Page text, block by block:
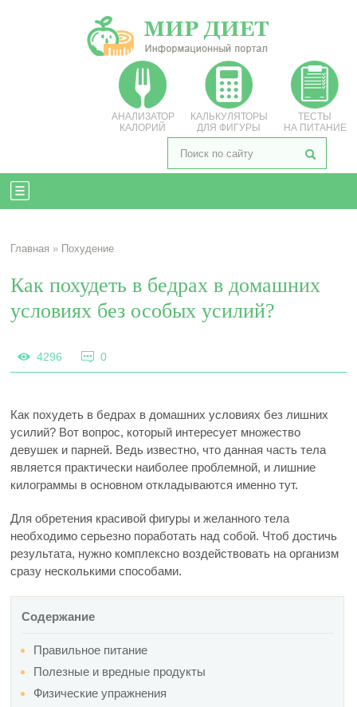
АНАЛИЗАТОР
КАЛОРИЙ
КАЛЬКУЛЯТОРЫ
ДЛЯ ФИГУРЫ
ТЕСТЫ
НА ПИТАНИЕ
Главная » Похудение
Как похудеть в бедрах в домашних
условиях без особых усилий?
4296 0
Как похудеть в бедрах в домашних условиях без лишних
усилий? Вот вопрос, который интересует множество
девушек и парней. Ведь известно, что данная часть тела
является практически наиболее проблемной, и лишние
килограммы в основном откладываются именно тут.
Для обретения красивой фигуры и желанного тела
необходимо серьезно поработать над собой. Чтоб достичь
результата, нужно комплексно воздействовать на организм
сразу несколькими способами.
Содержание
Правильное питание
Полезные и вредные продукты
Физические упражнения